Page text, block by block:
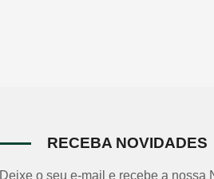
RECEBA NOVIDADES
Deixe o seu e-mail e recebe a nossa